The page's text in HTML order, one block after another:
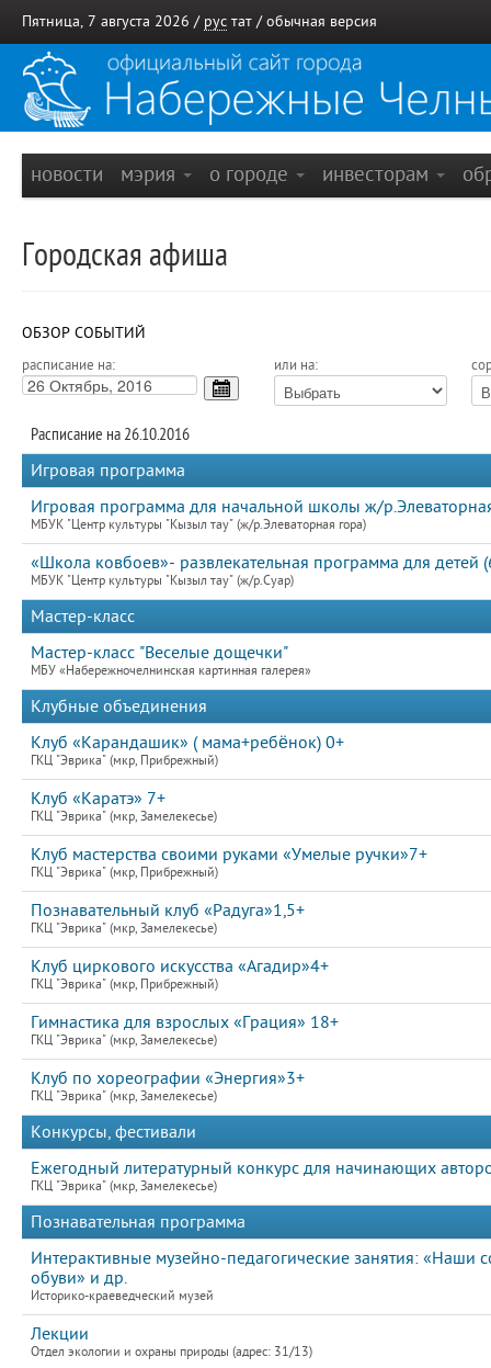
Пятница, 7 августа 2026 / рус тат / обычная версия
новости мэрия о городе инвесторам
Городская афиша
ОБЗОР СОБЫТИЙ
расписание на: или на:
Расписание на 26.10.2016
Игровая программа
Игровая программа для начальной школы ж/
МБУК "Центр культуры "Кызыл тау" (ж/р.Элеваторная гора)
«Школа ковбоев»- развлекательная программа для детей
МБУК "Центр культуры "Кызыл тау" (ж/р.Суар)
Мастер-класс
Мастер-класс "Веселые дощечки"
МБУ «Набережночелнинская картинная галерея»
Клубные объединения
Клуб «Карандашик» ( мама+ребёнок) 0+
ГКЦ "Эврика" (мкр, Прибрежный)
Клуб «Каратэ» 7+
ГКЦ "Эврика" (мкр, Замелекесье)
Клуб мастерства своими руками «Умелые ручки»7+
ГКЦ "Эврика" (мкр, Прибрежный)
Познавательный клуб «Радуга»1,5+
ГКЦ "Эврика" (мкр, Замелекесье)
Клуб циркового искусства «Агадир»4+
ГКЦ "Эврика" (мкр, Прибрежный)
Гимнастика для взрослых «Грация» 18+
ГКЦ "Эврика" (мкр, Замелекесье)
Клуб по хореографии «Энергия»3+
ГКЦ "Эврика" (мкр, Замелекесье)
Конкурсы, фестивали
Ежегодный литературный конкурс для начинающих
ГКЦ "Эврика" (мкр, Замелекесье)
Познавательная программа
Интерактивные музейно-педагогические занятия: «Наши
обуви» и др.
Историко-краеведческий музей
Лекции
Отдел экологии и охраны природы (адрес: 31/13)